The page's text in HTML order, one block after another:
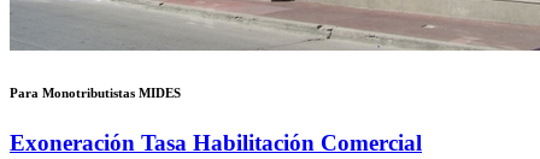
Para Monotributistas MIDES
Exoneración Tasa Habilitación Comercial